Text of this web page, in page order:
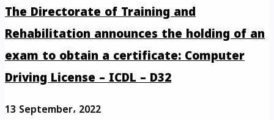
The Directorate of Training and
Rehabilitation announces the holding of an
exam to obtain a certificate: Computer
Driving License – ICDL – D32
13 September، 2022